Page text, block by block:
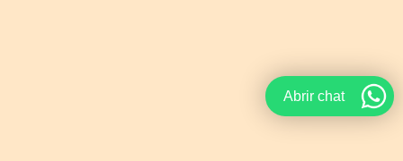
Abrir chat